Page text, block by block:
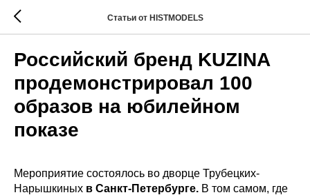
Статьи от HISTMODELS
Российский бренд KUZINA
продемонстрировал 100
образов на юбилейном
показе
Мероприятие состоялось во дворце Трубецких-
Нарышкиных в Санкт-Петербурге. В том самом, где